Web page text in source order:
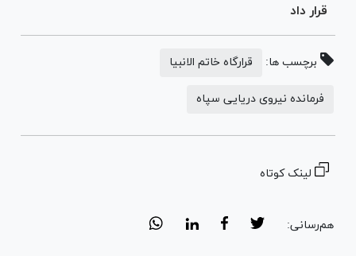
قرار داد
برچسب ها: قرارگاه خاتم الانبیا
فرمانده نیروی دریایی سپاه
لینک کوتاه
هم‌رسانی: